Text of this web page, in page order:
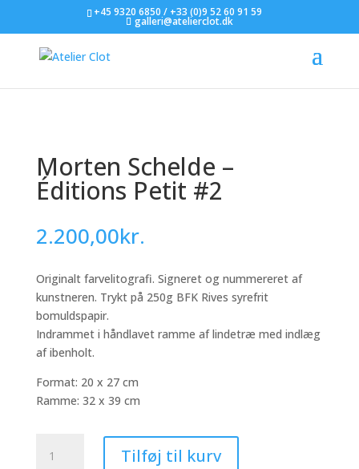
+45 9320 6850 / +33 (0)9 52 60 91 59
galleri@atelierclot.dk
Morten Schelde –
Éditions Petit #2
2.200,00kr.
Originalt farvelitografi. Signeret og nummereret af
kunstneren. Trykt på 250g BFK Rives syrefrit
bomuldspapir.
Indrammet i håndlavet ramme af lindetræ med indlæg
af ibenholt.
Format: 20 x 27 cm
Ramme: 32 x 39 cm
Schelde
Tilføj til kurv